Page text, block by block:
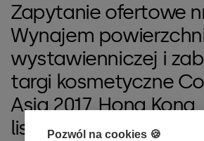
Zapytanie ofertowe
Wynajem
wystawienniczej i
targi kosmetyczne
Asia 2017, Hong Kong,
listopada 2017
Pozwól na cookies 🍪